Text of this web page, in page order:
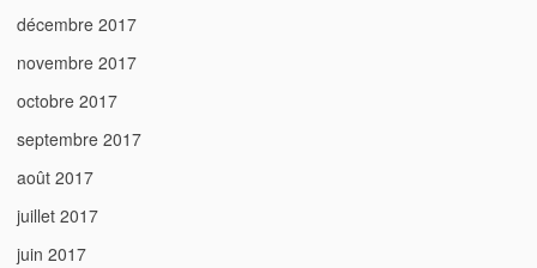
décembre 2017
novembre 2017
octobre 2017
septembre 2017
août 2017
juillet 2017
juin 2017